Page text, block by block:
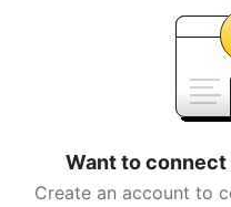
Want to connect
Create an account to